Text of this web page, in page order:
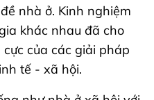
nhà ở. Kinh nghiệm
khác nhau đã cho
của các giải pháp
tế - xã hội.